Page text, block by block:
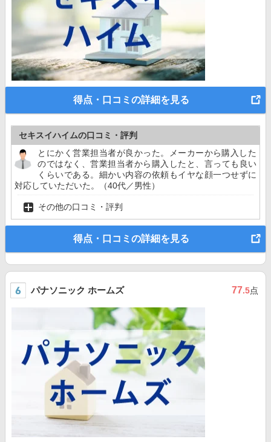
得点・口コミの詳細を見る
セキスイハイムの口コミ・評判
とにかく営業担当者が良かった。メーカーから購入した
のではなく、営業担当者から購入したと、言っても良い
くらいである。細かい内容の依頼もイヤな顔一つせずに
対応していただいた。（40代／男性）
その他の口コミ・評判
得点・口コミの詳細を見る
パナソニック ホームズ 77.5点